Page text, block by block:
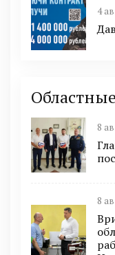
4
8
8